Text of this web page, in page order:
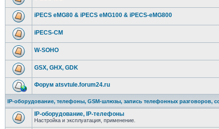
iPECS eMG80 & iPECS eMG100 & iPECS-eMG800
iPECS-CM
W-SOHO
GSX, GHX, GDK
Форум atsvtule.forum24.ru
IP-оборудование, телефоны, GSM-шлюзы, запись телефонных разговоров,
IP-оборудование, IP-телефоны
Настройка и эксплуатация, применение.